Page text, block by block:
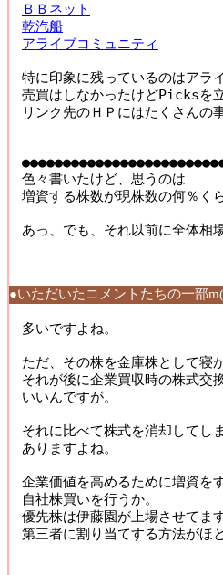
ＢＢネット
乾汽船
アライブコミュニティ
特に印象に残っているのはアラ
売買はしなかったけどPicksを立
リンク先のＨＰにはたくさんの
色々書いたけど、思うのは
増資する株数が現株数の何％く
あっ、でも、それ以前に全体相
●いただいたコメントたちの一部
多いですよね。
ただ、その株を金庫株として
それが後に企業買収時の株式交
いいんですが。
それに比べて株式を消却して
ありますよね。
企業価値を高めるために増資を
自社株買いを行うか。
優先株は伊藤園が上場させてま
第三者に割り当てする方法がほ